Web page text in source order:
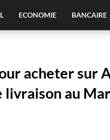
ECONOMIE BANCAIRE
acheter sur
livraison au